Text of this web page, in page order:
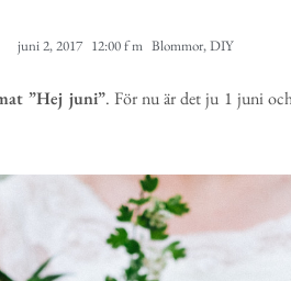
juni 2, 2017 12:00 f m Blommor,DIY
”Hej juni”. För nu är det ju 1 juni